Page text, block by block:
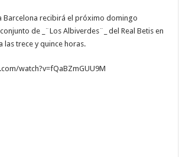
Barcelona recibirá el próximo domingo
de _¨Los Albiverdes¨_ del Real Betis en
las trece y quince horas.
watch?v=fQaBZmGUU9M